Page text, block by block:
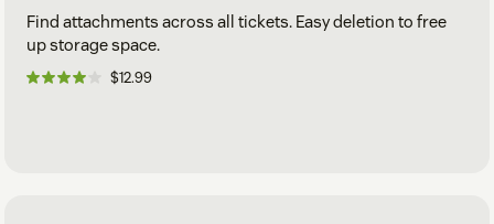
Find attachments across all tickets. Easy deletion to free
up storage space.
$12.99